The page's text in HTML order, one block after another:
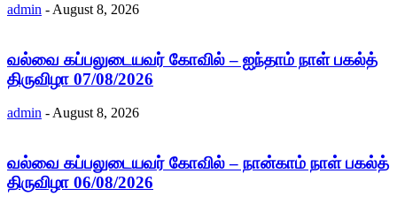
admin - August 8, 2026
வல்வை கப்பலுடையவர் கோவில் – ஐந்தாம் நாள் பகல்த்
திருவிழா 07/08/2026
admin - August 8, 2026
வல்வை கப்பலுடையவர் கோவில் – நான்காம் நாள் பகல்த்
திருவிழா 06/08/2026